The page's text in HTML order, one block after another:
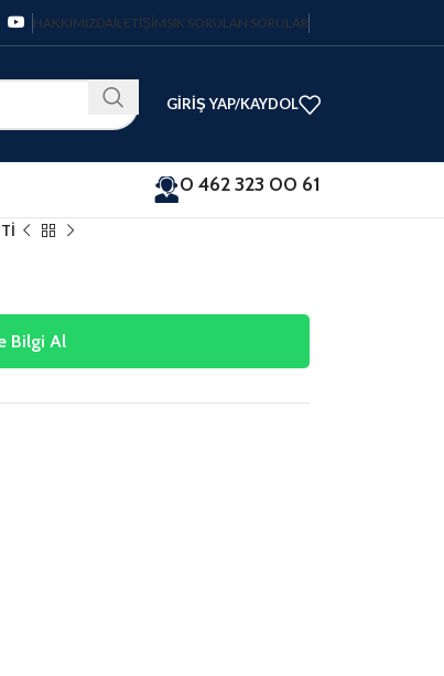
HAKKIMIZDAİLETIŞIMSIK SORULAN SORULAR
GIRIŞ YAP/KAYDOL
0 462 323 00 61
Bilgi Al